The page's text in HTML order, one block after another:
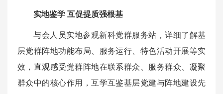
实地鉴学 互促提质强根基
与会人员实地参观新科党群服务站，详细了解基
层党群阵地功能布局、服务运行、特色活动开展等实
效，直观感受党群阵地在联系群众、服务群众、凝聚
群众中的核心作用，互学互鉴基层党建与阵地建设先